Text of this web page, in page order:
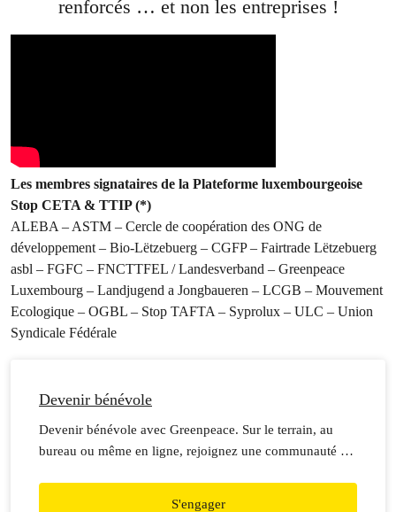
renforcés … et non les entreprises !
Les membres signataires de la Plateforme luxembourgeoise
Stop CETA & TTIP (*)
ALEBA – ASTM – Cercle de coopération des ONG de
développement – Bio-Lëtzebuerg – CGFP – Fairtrade Lëtzebuerg
asbl – FGFC – FNCTTFEL / Landesverband – Greenpeace
Luxembourg – Landjugend a Jongbaueren – LCGB – Mouvement
Ecologique – OGBL – Stop TAFTA – Syprolux – ULC – Union
Syndicale Fédérale
Devenir bénévole
Devenir bénévole avec Greenpeace. Sur le terrain, au
bureau ou même en ligne, rejoignez une communauté de
S'engager